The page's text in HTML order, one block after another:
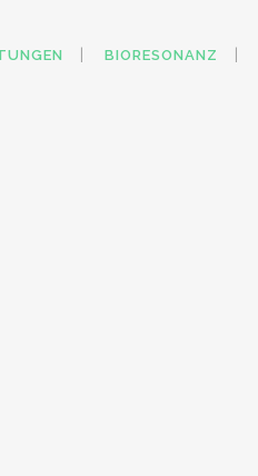
BIORESONANZ